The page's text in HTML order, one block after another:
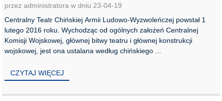
przez administratora w dniu 23-04-19
Centralny Teatr Chińskiej Armii Ludowo-Wyzwoleńczej powstał 1
lutego 2016 roku. Wychodząc od ogólnych założeń Centralnej
Komisji Wojskowej, głównej bitwy teatru i głównej konstrukcji
wojskowej, jest ona ustalana według chińskiego ...
CZYTAJ WIĘCEJ